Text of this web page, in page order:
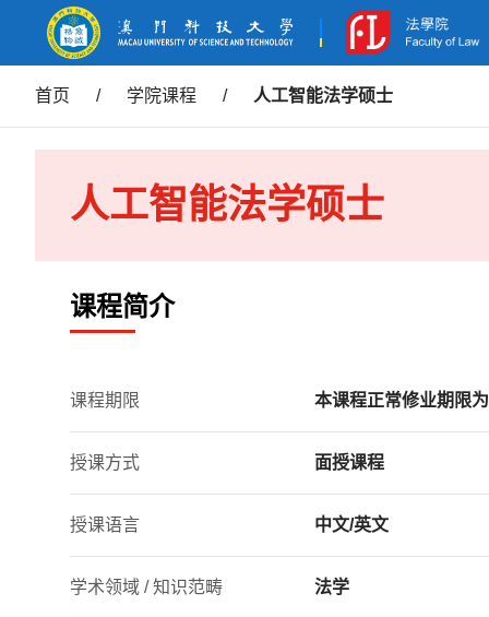
首页 / 学院课程 / 人工智能法学硕士
人工智能法学硕士
课程简介
课程期限 本课程正常修业期限为
授课方式 面授课程
授课语言 中文/英文
学术领域 / 知识范畴 法学